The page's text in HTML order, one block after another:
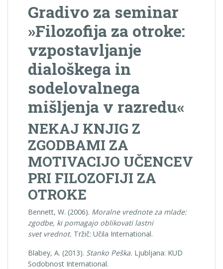
Gradivo za seminar
»Filozofija za otroke:
vzpostavljanje
dialoškega in
sodelovalnega
mišljenja v razredu«
NEKAJ KNJIG Z
ZGODBAMI ZA
MOTIVACIJO UČENCEV
PRI FILOZOFIJI ZA
OTROKE
Bennett, W. (2006). Moralne vrednote za mlade:
zgodbe, ki pomagajo oblikovati lastni
svet vrednot. Tržič: Učila International.
Blabey, A. (2013). Stanko Peška. Ljubljana: KUD
Sodobnost International.